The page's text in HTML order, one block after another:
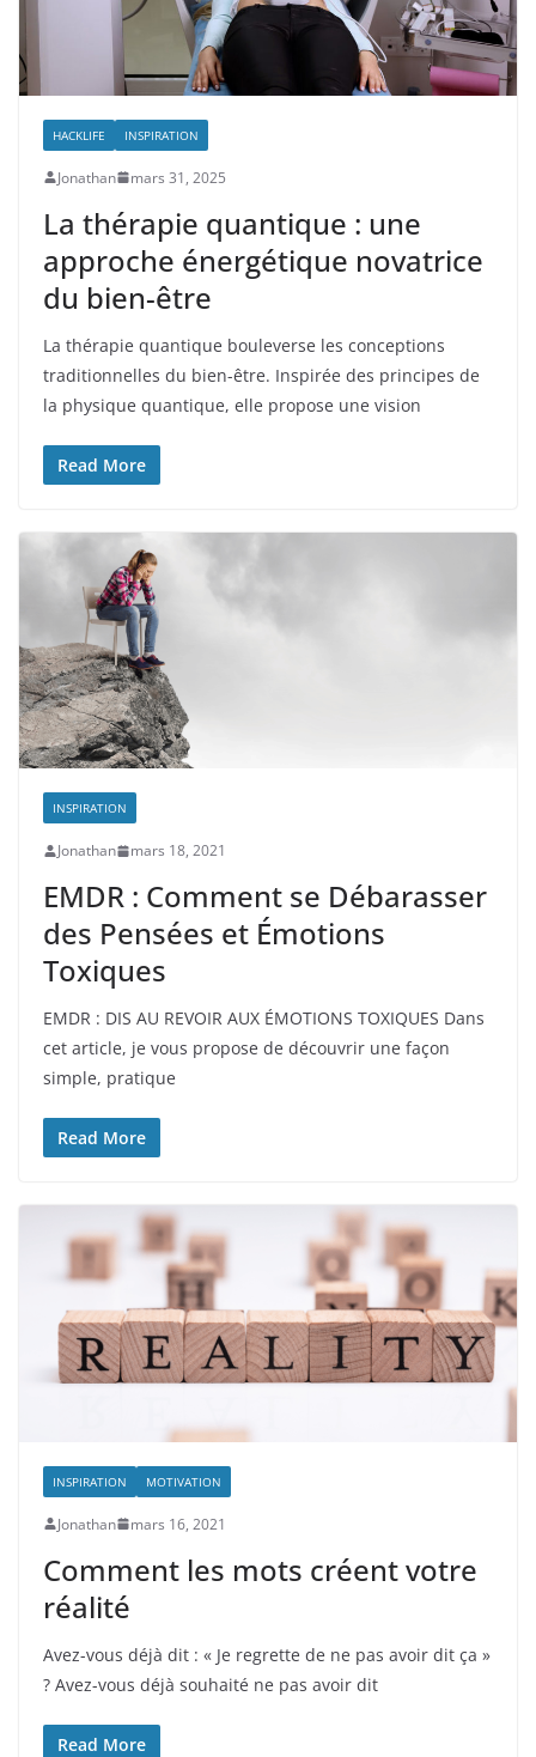
HACKLIFE INSPIRATION
Jonathan mars 31, 2025
La thérapie quantique : une
approche énergétique novatrice
du bien-être
La thérapie quantique bouleverse les conceptions
traditionnelles du bien-être. Inspirée des principes de
la physique quantique, elle propose une vision
Read More
INSPIRATION
Jonathan mars 18, 2021
EMDR : Comment se Débarasser
des Pensées et Émotions
Toxiques
EMDR : DIS AU REVOIR AUX ÉMOTIONS TOXIQUES Dans
cet article, je vous propose de découvrir une façon
simple, pratique
Read More
INSPIRATION MOTIVATION
Jonathan mars 16, 2021
Comment les mots créent votre
réalité
Avez-vous déjà dit : « Je regrette de ne pas avoir dit ça »
? Avez-vous déjà souhaité ne pas avoir dit
Read More